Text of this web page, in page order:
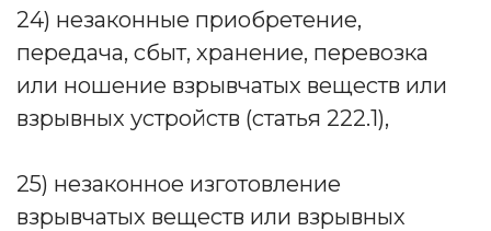
24) незаконные приобретение,
передача, сбыт, хранение, перевозка
или ношение взрывчатых веществ или
взрывных устройств (статья 222.1),
25) незаконное изготовление
взрывчатых веществ или взрывных